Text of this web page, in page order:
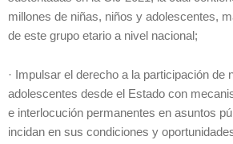
millones de niñas, niños y adolescentes,
de este grupo etario a nivel nacional;
· Impulsar el derecho a la participación de
adolescentes desde el Estado con
e interlocución permanentes en asuntos
incidan en sus condiciones y